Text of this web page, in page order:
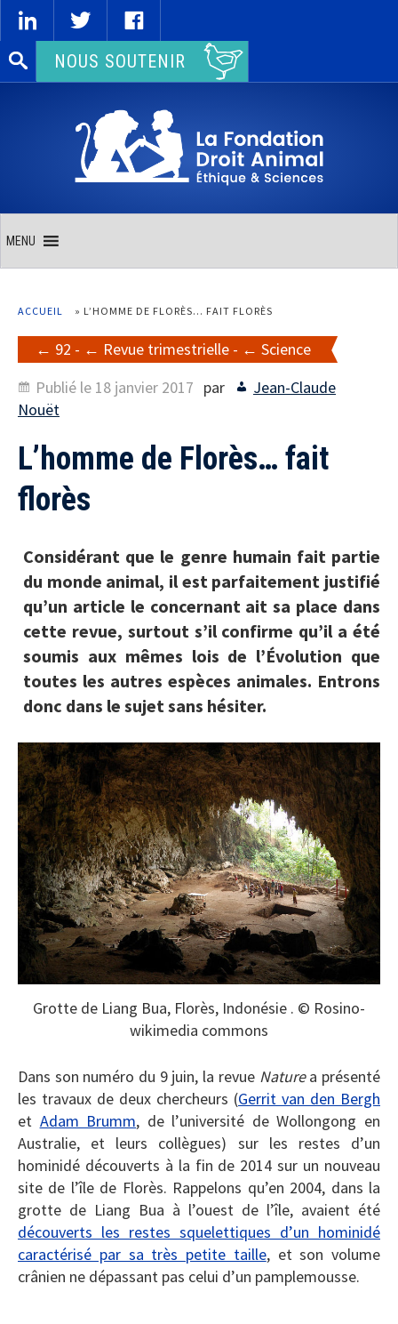
Rechercher :NOUS SOUTENIR
MENU
ACCUEIL » L’HOMME DE FLORÈS… FAIT FLORÈS
92 - Revue trimestrielle -
Science
Publié le 18 janvier 2017 par
Jean-Claude
Nouët
L’homme de Florès… fait
florès
Considérant que le genre humain fait partie
du monde animal, il est parfaitement justifié
qu’un article le concernant ait sa place dans
cette revue, surtout s’il confirme qu’il a été
soumis aux mêmes lois de l’Évolution que
toutes les autres espèces animales. Entrons
donc dans le sujet sans hésiter.
Grotte de Liang Bua, Florès, Indonésie . © Rosino-
wikimedia commons
Dans son numéro du 9 juin, la revue Naturea présenté
les travaux de deux chercheurs (Gerrit van den Bergh
et Adam Brumm, de l’université de Wollongong en
Australie, et leurs collègues) sur les restes d’un
hominidé découverts à la fin de 2014 sur un nouveau
site de l’île de Florès. Rappelons qu’en 2004, dans la
grotte de Liang Bua à l’ouest de l’île, avaient été
découverts les restes squelettiques d’un hominidé
caractérisé par sa très petite taille, et son volume
crânien ne dépassant pas celui d’un pamplemousse.